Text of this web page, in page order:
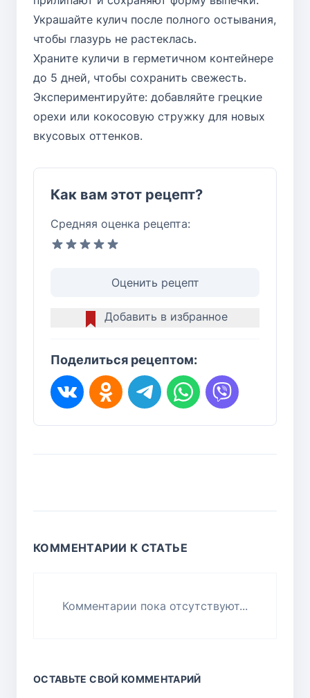
Украшайте кулич после полного остывания,
чтобы глазурь не растеклась.
Храните куличи в герметичном контейнере
до 5 дней, чтобы сохранить свежесть.
Экспериментируйте: добавляйте грецкие
орехи или кокосовую стружку для новых
вкусовых оттенков.
Как вам этот рецепт?
Средняя оценка рецепта:
Оценить рецепт
Добавить в избранное
Поделиться рецептом:
КОММЕНТАРИИ К СТАТЬЕ
Комментарии пока отсутствуют...
ОСТАВЬТЕ СВОЙ КОММЕНТАРИЙ